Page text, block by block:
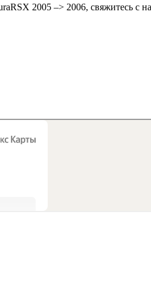
2005 –> 2006, свяжитесь с